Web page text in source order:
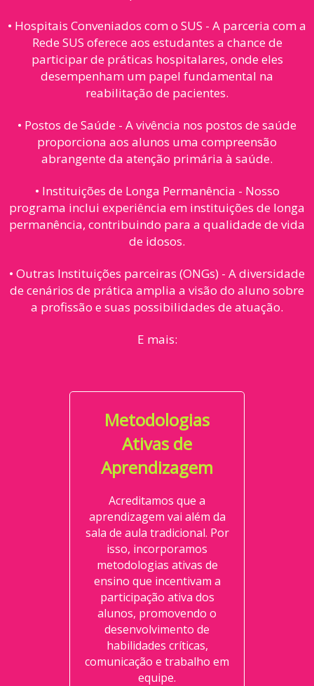
• Hospitais Conveniados com o SUS - A parceria com a
Rede SUS oferece aos estudantes a chance de
participar de práticas hospitalares, onde eles
desempenham um papel fundamental na
reabilitação de pacientes.
• Postos de Saúde - A vivência nos postos de saúde
proporciona aos alunos uma compreensão
abrangente da atenção primária à saúde.
• Instituições de Longa Permanência - Nosso
programa inclui experiência em instituições de longa
permanência, contribuindo para a qualidade de vida
de idosos.
• Outras Instituições parceiras (ONGs) - A diversidade
de cenários de prática amplia a visão do aluno sobre
a profissão e suas possibilidades de atuação.
E mais:
Metodologias
Ativas de
Aprendizagem
Acreditamos que a
aprendizagem vai além da
sala de aula tradicional. Por
isso, incorporamos
metodologias ativas de
ensino que incentivam a
participação ativa dos
alunos, promovendo o
desenvolvimento de
habilidades críticas,
comunicação e trabalho em
equipe.